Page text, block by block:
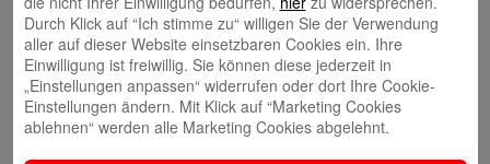
Immobilien
ImmobilienCenter
Durch Klick auf “Ich stimme zu“ willigen Sie der Verwendung
aller auf dieser Website einsetzbaren Cookies ein. Ihre
Einwilligung ist freiwillig. Sie können diese jederzeit in
„Einstellungen anpassen“ widerrufen oder dort Ihre Cookie-
Einstellungen ändern. Mit Klick auf “Marketing Cookies
ablehnen“ werden alle Marketing Cookies abgelehnt.